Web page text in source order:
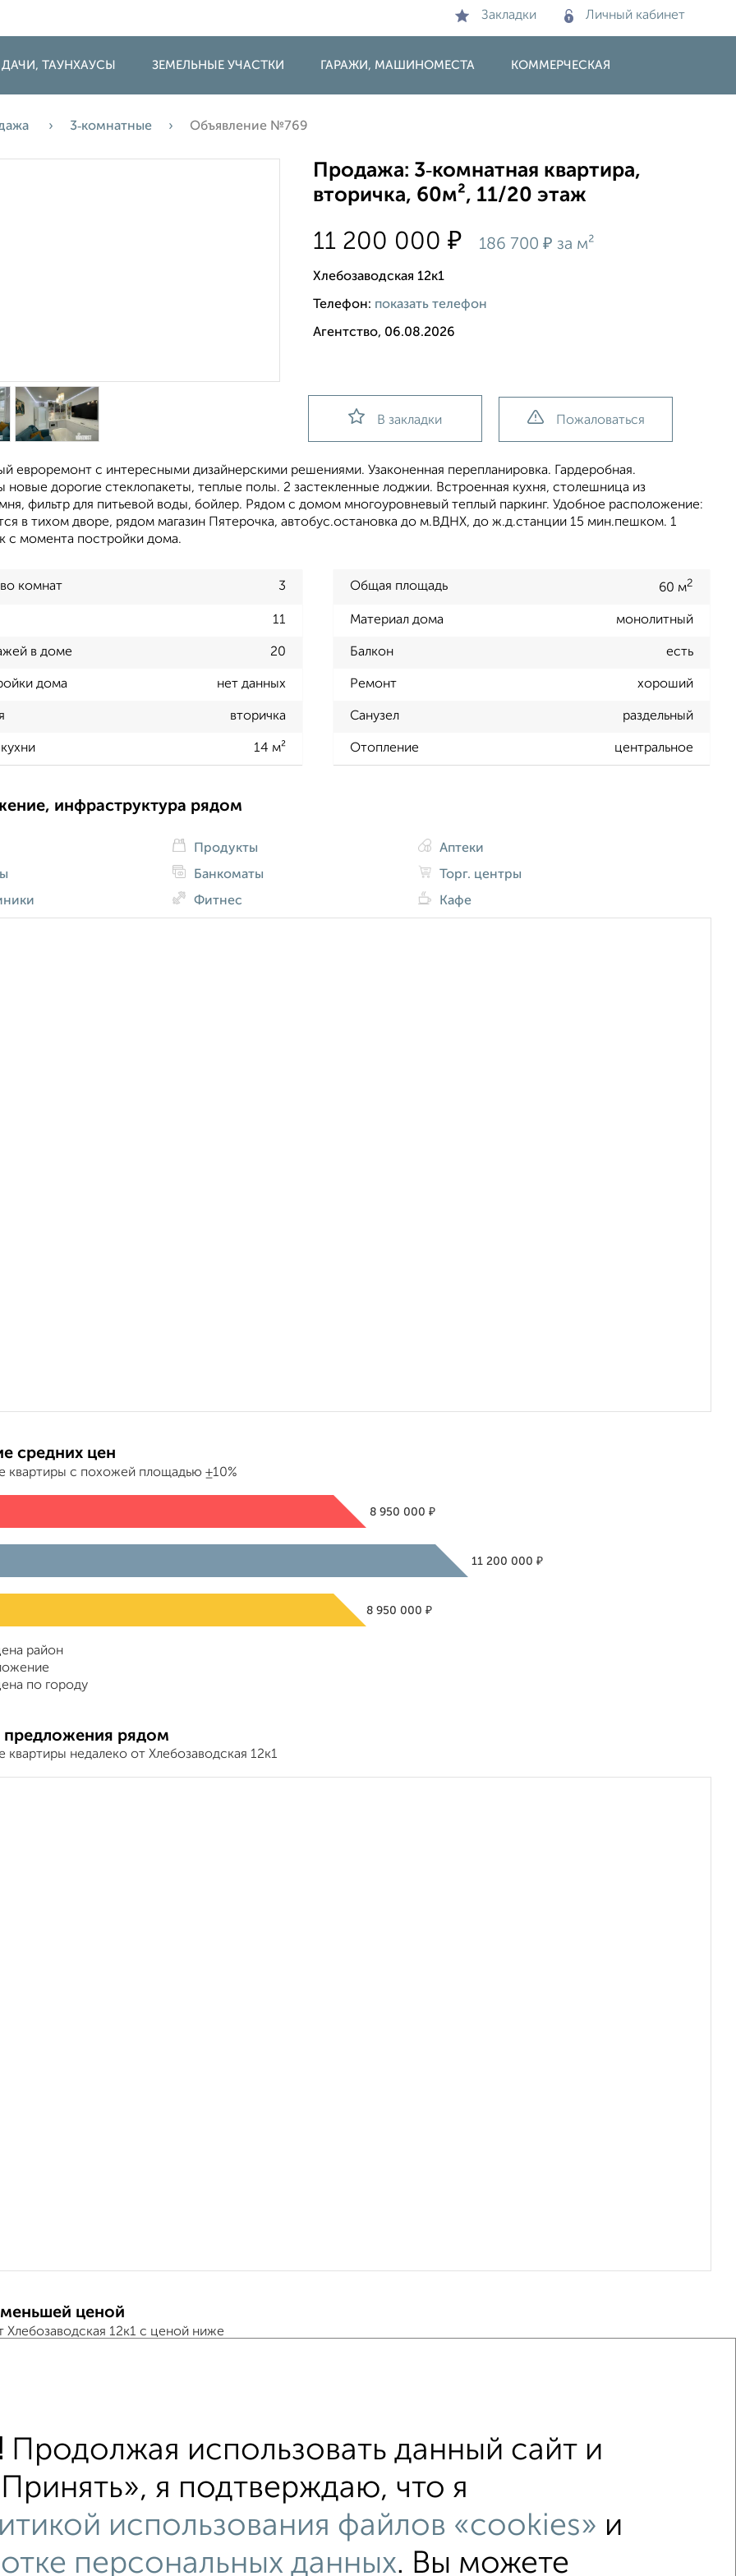
Закладки Личный кабинет
ТАУНХАУСЫ ЗЕМЕЛЬНЫЕ УЧАСТКИ ГАРАЖИ, МАШИНОМЕСТА КОММЕРЧЕСКАЯ
3‑комнатные Объявление №769
Продажа: 3‑комнатная квартира,
вторичка, 60м², 11/20 этаж
11 200 000₽ 186 700₽ за м²
Хлебозаводская 12к1
Телефон: показать телефон
Агентство, 06.08.2026
В закладки Пожаловаться
евроремонт с интересными дизайнерскими решениями. Узаконенная перепланировка. Гардеробная.
новые дорогие стеклопакеты, теплые полы. 2 застекленные лоджии. Встроенная кухня, столешница из
фильтр для питьевой воды, бойлер. Рядом с домом многоуровневый теплый паркинг. Удобное расположение:
в тихом дворе, рядом магазин Пятерочка, автобус.остановка до м.ВДНХ, до ж.д.станции 15 мин.пешком. 1
с момента постройки дома.
комнат 3 Общая площадь 60 м2
11 Материал дома монолитный
в доме 20 Балкон есть
дома нет данных Ремонт хороший
вторичка Санузел раздельный
14 м² Отопление центральное
инфраструктура рядом
Продукты
Банкоматы
Фитнес
Аптеки
Торг. центры
Кафе
средних цен
квартиры с похожей площадью ±10%
8 950 000₽
11 200 000₽
8 950 000₽
район
по городу
рядом
квартиры недалеко от Хлебозаводская 12к1
ценой
Хлебозаводская 12к1 с ценой ниже
с хорошим ремонтом не первый этаж не последний этаж
c большой кухней с центральным отоплением Вторичное жилье
доме с раздельным санузлом площадью до 60 м² С перепланировкой
Продолжая использовать данный сайт и
я подтверждаю, что я
использования файлов «cookies» и
персональных данных. Вы можете